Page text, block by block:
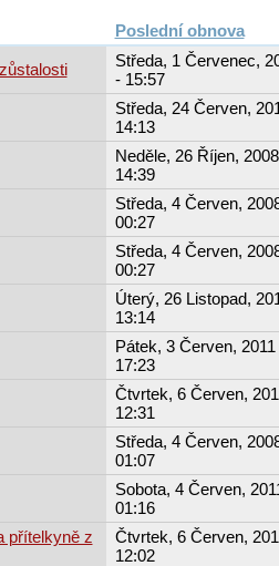
Poslední obnova
Středa, 1 Červenec,
- 15:57
Středa, 24 Červen,
14:13
Neděle, 26 Říjen,
14:39
Středa, 4 Červen,
00:27
Středa, 4 Červen,
00:27
Úterý, 26 Listopad,
13:14
Pátek, 3 Červen, 2011
17:23
Čtvrtek, 6 Červen,
12:31
Středa, 4 Červen,
01:07
Sobota, 4 Červen,
01:16
přítelkyně z
Čtvrtek, 6 Červen,
12:02